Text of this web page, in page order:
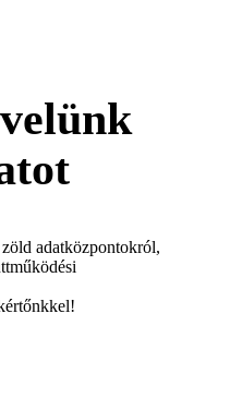
adatközpontokról,